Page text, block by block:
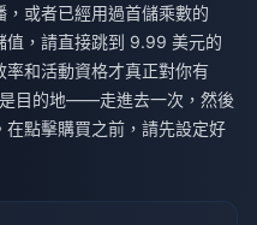
或者已經用過首儲乘數的
值，請直接跳到 9.99 美元的
和活動資格才真正對你有
目的地——走進去一次，然後
點擊購買之前，請先設定好